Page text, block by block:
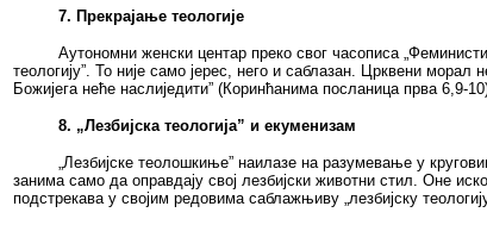
7. Прекрајање теологије
Аутономни женски центар преко свог часописа „
теологију”. То није само јерес, него и саблазан. Црквени
Божијега неће наслиједити” (Коринћанима посланица прва 6,9-
8. „Лезбијска теологија” и екуменизам
„Лезбијске теолошкиње” наилазе на разумевање у
занима само да оправдају свој лезбијски животни стил. Оне
подстрекава у својим редовима саблажњиву „лезбијску